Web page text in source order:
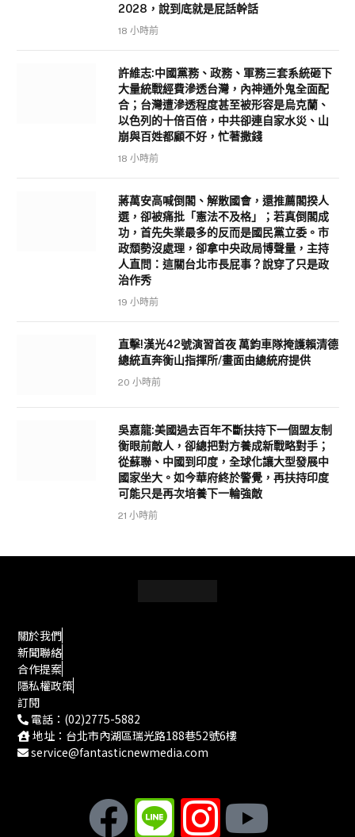
2028，說到底就是屁話幹話
18 小時前
許維志:中國黨務、政務、軍務三套系統砸下
大量統戰經費滲透台灣，內神通外鬼全面配
合；台灣遭滲透程度甚至被形容是烏克蘭、
以色列的十倍百倍，中共卻連自家水災、山
崩與百姓都顧不好，忙著撒錢
18 小時前
蔣萬安高喊倒閣、解散國會，還推薦閣揆人
選，卻被痛批「憲法不及格」；若真倒閣成
功，首先失業最多的反而是國民黨立委。市
政頹勢沒處理，卻拿中央政局博聲量，主持
人直問：這關台北市長屁事？說穿了只是政
治作秀
19 小時前
直擊!漢光42號演習首夜 萬鈞車隊掩護賴清德
總統直奔衡山指揮所/畫面由總統府提供
20 小時前
吳嘉龍:美國過去百年不斷扶持下一個盟友制
衡眼前敵人，卻總把對方養成新戰略對手；
從蘇聯、中國到印度，全球化讓大型發展中
國家坐大。如今華府終於警覺，再扶持印度
可能只是再次培養下一輪強敵
21 小時前
關於我們
新聞聯絡
合作提案
隱私權政策
訂閱
電話：(02)2775-5882
地址：台北市內湖區瑞光路188巷52號6樓
service@fantasticnewmedia.com